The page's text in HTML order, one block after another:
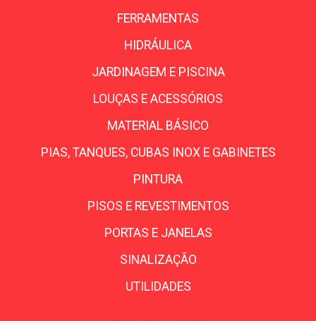
FERRAMENTAS
HIDRÁULICA
JARDINAGEM E PISCINA
LOUÇAS E ACESSÓRIOS
MATERIAL BÁSICO
PIAS, TANQUES, CUBAS INOX E GABINETES
PINTURA
PISOS E REVESTIMENTOS
PORTAS E JANELAS
SINALIZAÇÃO
UTILIDADES